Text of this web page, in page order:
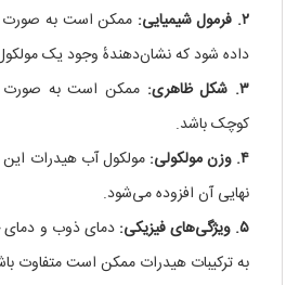
۲. فرمول شیمیایی:
داده شود که نشان‌دهندهٔ وجود یک
۳. شکل ظاهری:
ممکن است به صورت
کوچک باشد.
۴. وزن مولکولی:
مولکول آب هیدرات
نهایی آن افزوده می‌شود.
۵. ویژگی‌های فیزیکی:
دمای ذوب و
به ترکیبات هیدرات ممکن است متفاوت